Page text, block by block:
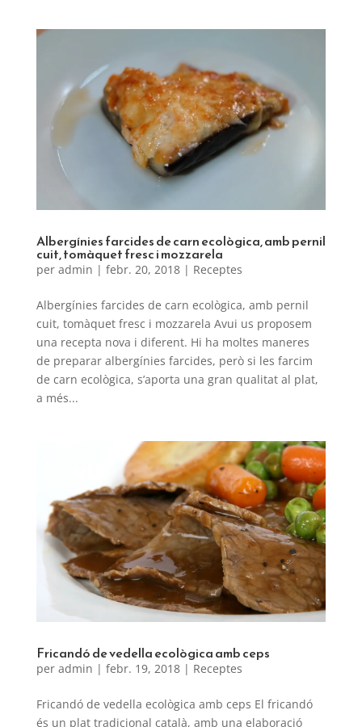
Albergínies farcides de carn ecològica, amb pernil
cuit, tomàquet fresc i mozzarela
per admin | febr. 20, 2018| Receptes
Albergínies farcides de carn ecològica, amb pernil
cuit, tomàquet fresc i mozzarela Avui us proposem
una recepta nova i diferent. Hi ha moltes maneres
de preparar albergínies farcides, però si les farcim
de carn ecològica, s’aporta una gran qualitat al plat,
a més...
Fricandó de vedella ecològica amb ceps
per admin | febr. 19, 2018| Receptes
Fricandó de vedella ecològica amb ceps El fricandó
és un plat tradicional català, amb una elaboració